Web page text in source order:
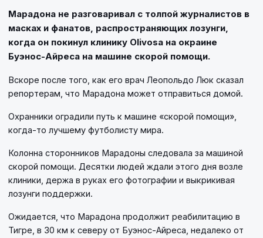
Марадона не разговаривал с толпой журналистов в
масках и фанатов, распространяющих лозунги,
когда он покинул клинику Olivosa на окраине
Буэнос-Айреса на машине скорой помощи.
Вскоре после того, как его врач Леопольдо Люк сказал
репортерам, что Марадона может отправиться домой.
Охранники оградили путь к машине «скорой помощи»,
когда-то лучшему футболисту мира.
Колонна сторонников Марадоны следовала за машиной
скорой помощи. Десятки людей ждали этого дня возле
клиники, держа в руках его фотографии и выкрикивая
лозунги поддержки.
Ожидается, что Марадона продолжит реабилитацию в
Тигре, в 30 км к северу от Буэнос-Айреса, недалеко от